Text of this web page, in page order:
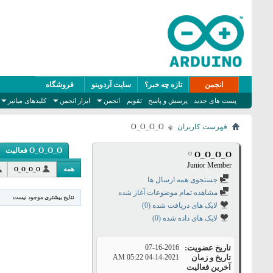
انجمن
پست های جدید پرسش و پاسخ تقویم انجمن ابزار انجمن کلیدهای میانبر
تازه چه خبر؟ سایت آردوینو فروشگاه
فهرست کاربران O_O_O_O
O_O_O_O
Junior Member
جستجوی همه ارسال ها
مشاهده تمام موضوعات آغاز شده
لایک های دریافت شده (0)
لایک های داده شده (0)
تاریخ عضویت 07-16-2016
تاریخ و زمان
آخرین فعالیت
04-14-2021
05:22 AM
O_O_O_O فعالیت
همه O_O_O_O
نتایج بیشتری موجود نیست